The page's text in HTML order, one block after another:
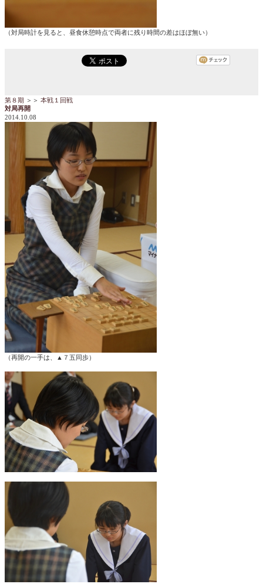
（対局時計を見ると、昼食休憩時点で両者に残り時間の差はほぼ無い）
第８期 ＞＞ 本戦１回戦
対局再開
2014.10.08
（再開の一手は、▲７五同歩）